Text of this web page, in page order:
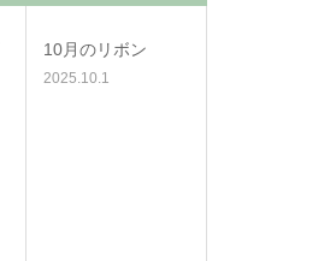
10月のリボン
2025.10.1